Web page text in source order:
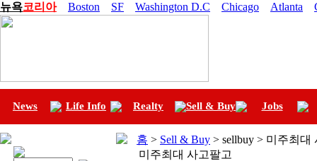
뉴욕코리아 Boston SF Washington D.C Chicago Atlanta
News Life Info Realty Sell & Buy Jobs
홈 > Sell & Buy > sellbuy > 미주최대
미주최대 사고팔고